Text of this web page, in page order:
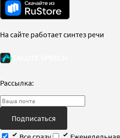
На сайте работает синтез речи
Рассылка:
Подписаться